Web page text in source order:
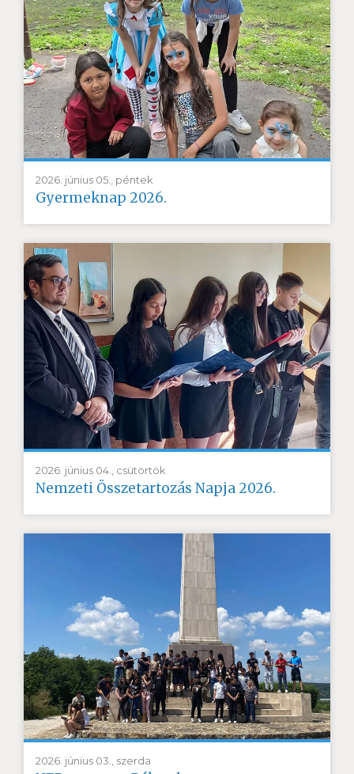
2026. június 05., péntek
Gyermeknap 2026.
2026. június 04., csütörtök
Nemzeti Összetartozás Napja 2026.
2026. június 03., szerda